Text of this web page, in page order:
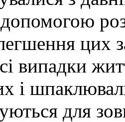
цих
випадки
і
для